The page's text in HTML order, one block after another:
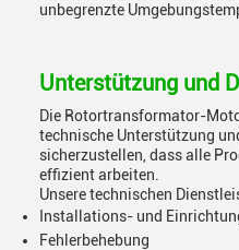
unbegrenzte
Unterstützung und
Die Rotortransformator-
technische Unterstützung
sicherzustellen, dass alle
effizient arbeiten.
Unsere technischen
Installations- und
Fehlerbehebung